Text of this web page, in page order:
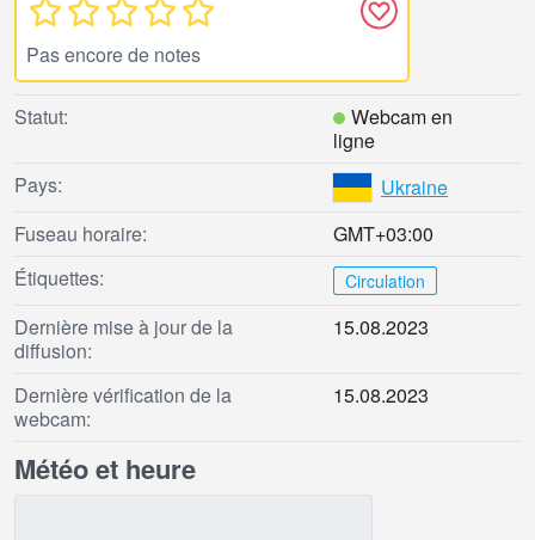
Pas encore de notes
Statut:
Webcam en
ligne
Pays:
Ukraine
Fuseau horaire:
GMT+03:00
Étiquettes:
Circulation
Dernière mise à jour de la
diffusion:
15.08.2023
Dernière vérification de la
webcam:
15.08.2023
Météo et heure